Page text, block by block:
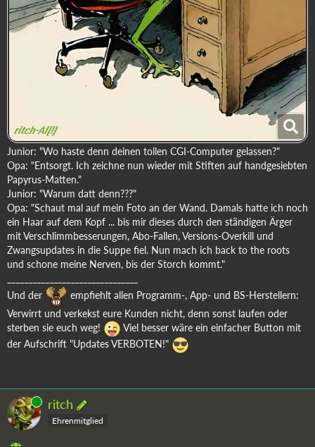
Junior: "Wo haste denn deinen tollen CGI-Computer gelassen?"
Opa: "Entsorgt. Ich zeichne nun wieder mit Stiften auf handgesiebten
Papyrus-Matten."
Junior: "Warum datt denn???"
Opa: "Schaut mal auf mein Foto an der Wand. Damals hatte ich noch
ein Haar auf dem Kopf ... bis mir dieses durch den ständigen Ärger
mit Verschlimmbesserungen, Abo-Fallen, Versions-Overkill und
Zwangsupdates in die Suppe fiel. Nun mach ich back to the roots
und schone meine Nerven, bis der Storch kommt."
Und der
empfiehlt allen Programm-, App- und BS-Herstellern:
Verwirrt und verkekst eure Kunden nicht, denn sonst laufen oder
sterben sie euch weg!
Viel besser wäre ein einfacher Button mit
der Aufschrift "Updates VERBOTEN!"
Online ritch
Ehrenmitglied